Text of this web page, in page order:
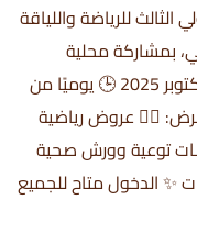
الثالث للرياضة واللياقة
بمشاركة محلية
ودولية مميزة. 📅 من 29 سبتمبر إلى 3 أكتوبر 2025 🕒 يوميًا من
يضم المعرض: 🏋️‍♂️ عروض رياضية
توعية وورش صحية
✨ الدخول متاح للجميع